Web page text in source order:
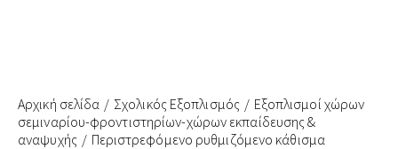
Αρχική σελίδα Σχολικός Εξοπλισμός
Εξοπλισμοί χώρων
σεμιναρίου-φροντιστηρίων-χώρων εκπαίδευσης &
αναψυχής
Περιστρεφόμενο ρυθμιζόμενο κάθισμα